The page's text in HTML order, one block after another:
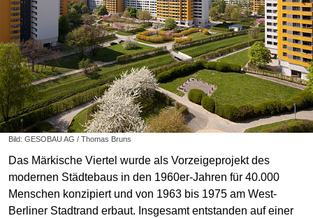
Bild: GESOBAU AG / Thomas Bruns
Das Märkische Viertel wurde als Vorzeigeprojekt des
modernen Städtebaus in den 1960er-Jahren für 40.000
Menschen konzipiert und von 1963 bis 1975 am West-
Berliner Stadtrand erbaut. Insgesamt entstanden auf einer